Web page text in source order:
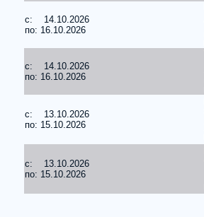
c: 14.10.2026
по: 16.10.2026
c: 14.10.2026
по: 16.10.2026
c: 13.10.2026
по: 15.10.2026
c: 13.10.2026
по: 15.10.2026